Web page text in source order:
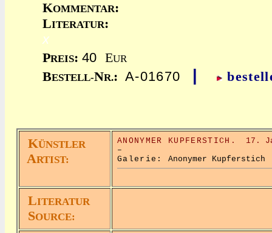
KOMMENTAR:
LITERATUR:
x
PREIS: 40 EUR
BESTELL-NR.: A-01670 |
KÜNSTLER
ARTIST:
ANONYMER KUPFERSTICH.
17.
–
Galerie: Anonymer Kupferstich
LITERATUR
SOURCE: